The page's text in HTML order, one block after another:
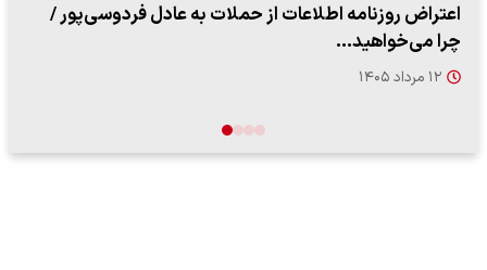
ببینید| روایت رئیس جمهور از لحظه حمله به بیت رهبری
۱۴ مرداد ۱۴۰۵